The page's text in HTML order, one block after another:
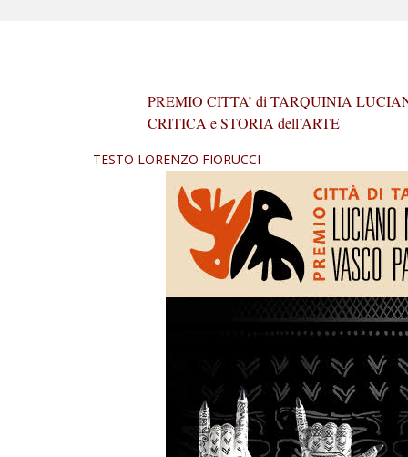
PREMIO CITTA’ di TARQUINIA
CRITICA e STORIA dell’ARTE
TESTO LORENZO FIORUCCI